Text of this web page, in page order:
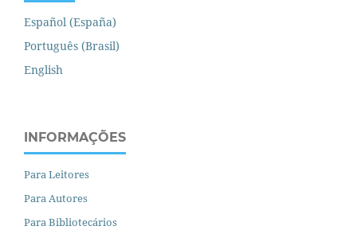
Español (España)
Português (Brasil)
English
INFORMAÇÕES
Para Leitores
Para Autores
Para Bibliotecários